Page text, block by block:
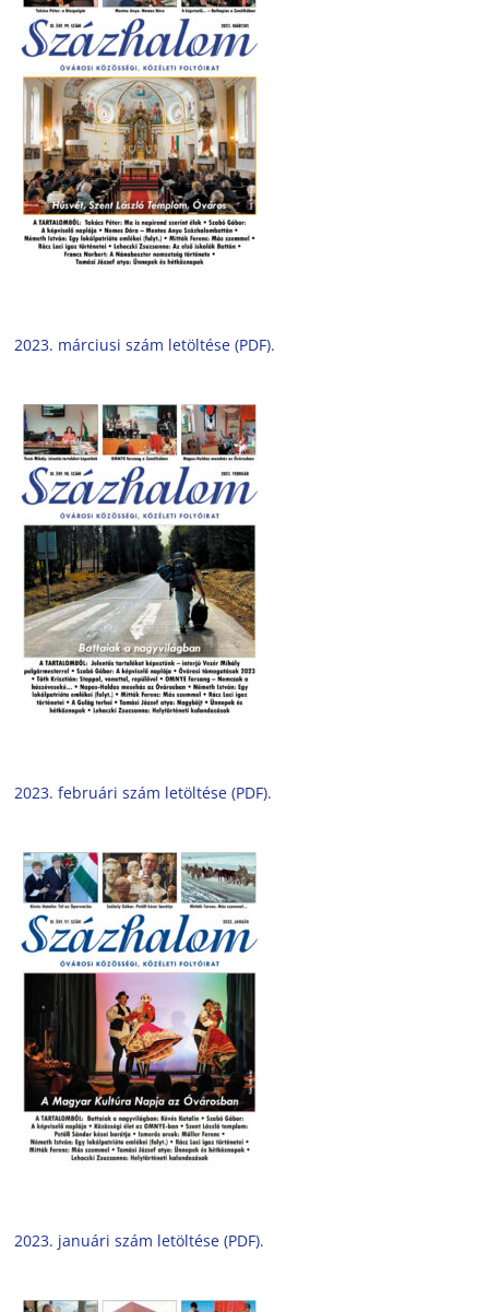
2023. márciusi szám letöltése (PDF).
2023. februári szám letöltése (PDF).
2023. januári szám letöltése (PDF).